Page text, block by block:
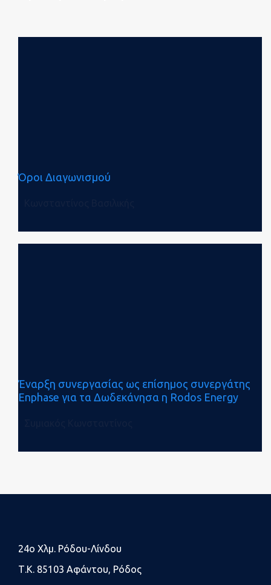
Όροι Διαγωνισμού
Έναρξη συνεργασίας ως επίσημος συνεργάτης
Enphase για τα Δωδεκάνησα η Rodos Energy
24o Χλμ. Ρόδου-Λίνδου
Τ.Κ. 85103 Αφάντου, Ρόδος